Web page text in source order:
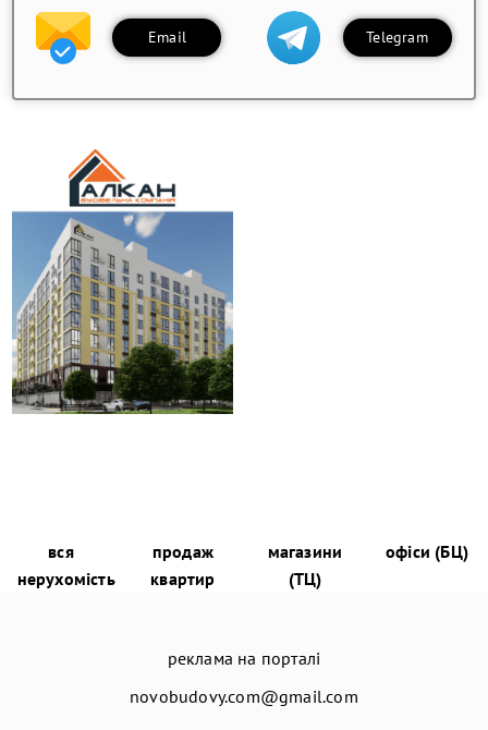
Email Telegram
вся
нерухомість
продаж
квартир
магазини
(ТЦ)
офіси (БЦ)
реклама на порталі
novobudovy.com@gmail.com